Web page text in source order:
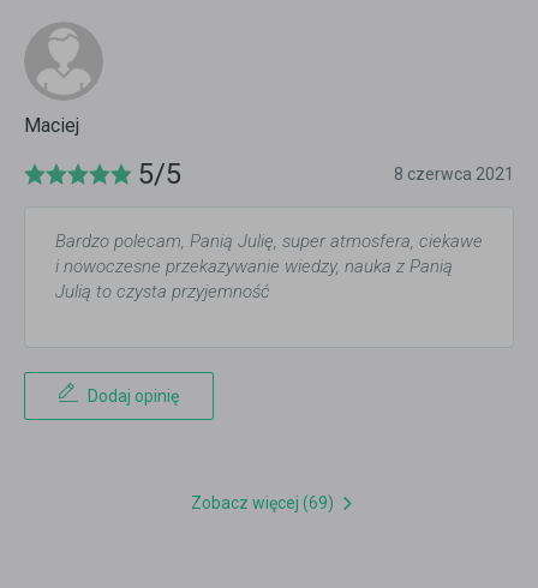
Maciej
5/5 8 czerwca 2021
Bardzo polecam, Panią Julię, super atmosfera, ciekawe
i nowoczesne przekazywanie wiedzy, nauka z Panią
Julią to czysta przyjemność
Dodaj opinię
Zobacz więcej (69)